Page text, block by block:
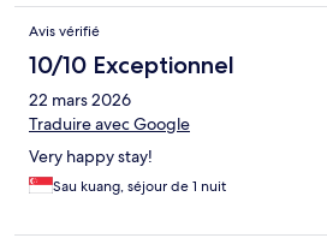
Avis vérifié
10/10 Exceptionnel
22 mars 2026
Traduire avec Google
Very happy stay!
Sau kuang, séjour de 1 nuit